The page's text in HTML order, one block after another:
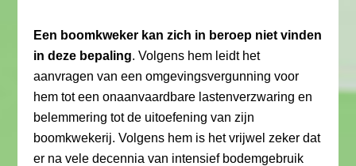
Een boomkweker kan zich in beroep niet vinden
in deze bepaling. Volgens hem leidt het
aanvragen van een omgevingsvergunning voor
hem tot een onaanvaardbare lastenverzwaring en
belemmering tot de uitoefening van zijn
boomkwekerij. Volgens hem is het vrijwel zeker dat
er na vele decennia van intensief bodemgebruik